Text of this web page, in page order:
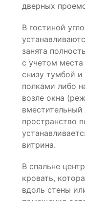
дверных
В гостиной
занята
с учетом
снизу тумбой
полками либо
возле окна
пространство
витрина.
В спальне
кровать,
вдоль стены